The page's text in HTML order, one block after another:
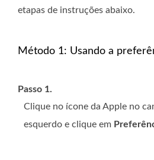
etapas de instruções abaixo.
Método 1: Usando a
Passo 1.
Clique no ícone da Apple no
esquerdo e clique em